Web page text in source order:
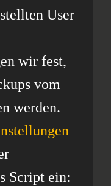
User
wir fest,
vom
werden.
Script ein: